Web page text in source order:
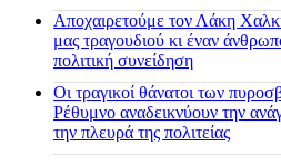
Αποχαιρετούμε τον Λάκη
μας τραγουδιού κι έναν
πολιτική συνείδηση
Οι τραγικοί θάνατοι των
Ρέθυμνο αναδεικνύουν την
την πλευρά της πολιτείας